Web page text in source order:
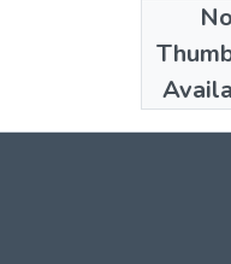
No
Кафедра